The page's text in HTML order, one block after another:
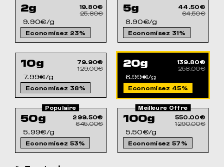
2g
9.90€/g
Economisez 23%
19.80€
25.80€
5g
8.90€/g
Economisez 31%
44.50€
64.50€
10g
7.99€/g
Economisez 38%
79.90€
129.00€
20g
6.99€/g
Economisez 45%
139.80€
258.00€
50g
5.99€/g
Economisez 53%
299.50€
645.00€
100g
5.50€/g
Economisez 57%
550.00€
1290.00€